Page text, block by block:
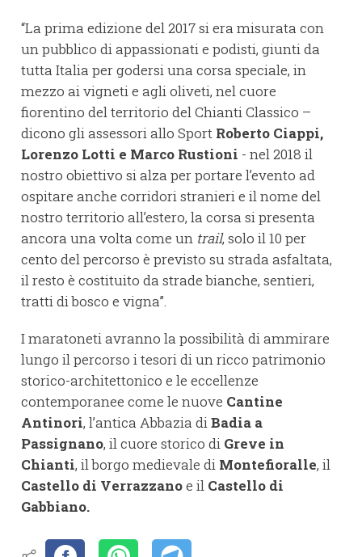
“La prima edizione del 2017 si era misurata con
un pubblico di appassionati e podisti, giunti da
tutta Italia per godersi una corsa speciale, in
mezzo ai vigneti e agli oliveti, nel cuore
fiorentino del territorio del Chianti Classico –
dicono gli assessori allo Sport Roberto Ciappi,
Lorenzo Lotti e Marco Rustioni - nel 2018 il
nostro obiettivo si alza per portare l’evento ad
ospitare anche corridori stranieri e il nome del
nostro territorio all’estero, la corsa si presenta
ancora una volta come un trail, solo il 10 per
cento del percorso è previsto su strada asfaltata,
il resto è costituito da strade bianche, sentieri,
tratti di bosco e vigna”.
I maratoneti avranno la possibilità di ammirare
lungo il percorso i tesori di un ricco patrimonio
storico-architettonico e le eccellenze
contemporanee come le nuove Cantine
Antinori, l’antica Abbazia diBadia a
Passignano, il cuore storico di Greve in
Chianti, il borgo medievale di Montefioralle, il
Castello di Verrazzanoe il Castello di
Gabbiano.